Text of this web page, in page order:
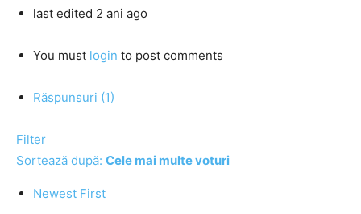
last edited 2 ani ago
You must login to post comments
Răspunsuri (1)
Filter
Sortează după: Cele mai multe voturi
Newest First